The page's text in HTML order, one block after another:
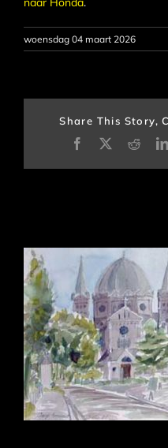
woensdag 04 maart 2026
Share This Story,
Facebook
X Reddit